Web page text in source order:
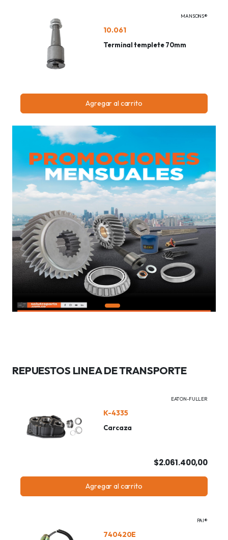
MANSONS®
10.061
Terminal templete 70mm
Agregar al carrito
REPUESTOS LINEA DE TRANSPORTE
EATON-FULLER
K-4335
Carcaza
$2.061.400,00
Agregar al carrito
PAI®
740420E